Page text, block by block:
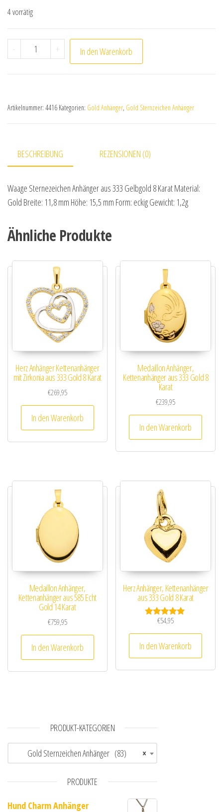
4 vorrätig
- Waage Sternezeichen Anhänger aus 333 echt Gelbgold
+ In den Warenkorb
Artikelnummer: 4416 Kategorien: Gold Anhänger, Gold Sternzeichen Anhänger
BESCHREIBUNG REZENSIONEN (0)
Waage Sternezeichen Anhänger aus 333 Gelbgold 8 Karat Material:
Gold Breite: 11,8 mm Höhe: 15,5 mm Form: eckig Gewicht: 1,2g
Ähnliche Produkte
Herz Anhänger Kettenanhänger
mit Zirkonia aus 333 Gold 8 Karat
€269,95
In den Warenkorb
Medaillon Anhänger,
Kettenanhänger aus 333 Gold 8
Karat
€239,95
In den Warenkorb
Medaillon Anhänger,
Kettenanhänger aus 585 Echt
Gold 14 Karat
€759,95
In den Warenkorb
Herz Anhänger, Kettenanhänger
aus 333 Gold 8 Karat
Bewertet mit
€54,95
In den Warenkorb
PRODUKT-KATEGORIEN
×
Gold Sternzeichen Anhänger (83)
PRODUKTE
Hund Charm Anhänger